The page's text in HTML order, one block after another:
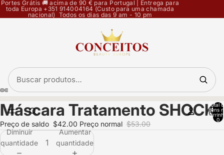
Portes Grátis 🚚 acima de 90 € para Portugal | Entrega para
toda Europa +351 914004164 (Custo para uma chamada
nacional) Todos os dias das 9 am - 10 pm
Total
itens
0
Abrir
imagem
em
inteiro
Abrir
imagem
em
inteiro
Abrir
imagem
em
inteiro
Abrir
imagem
em
inteiro
Máscara Tratamento SHOCK
Preço de saldo $42.00 Preço normal $53.00
Diminuir
quantidade
Aumentar
quantidade